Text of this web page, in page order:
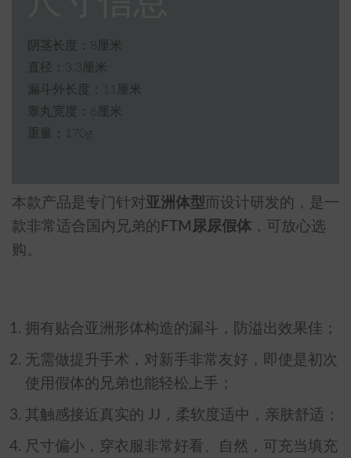
阴茎长度：8厘米
直径：3.3厘米
漏斗外长度：11厘米
睾丸宽度：6厘米
重量：170g
本款产品是专门针对亚洲体型而设计研发的，是一
款非常适合国内兄弟的 FTM尿尿假体 ，可放心选
购。
拥有贴合亚洲形体构造的漏斗，防溢出效果佳；
无需做提升手术，对新手非常友好，即使是初次
使用假体的兄弟也能轻松上手；
其触感接近真实的 JJ，柔软度适中，亲肤舒适；
尺寸偏小，穿衣服非常好看、自然，可充当填充